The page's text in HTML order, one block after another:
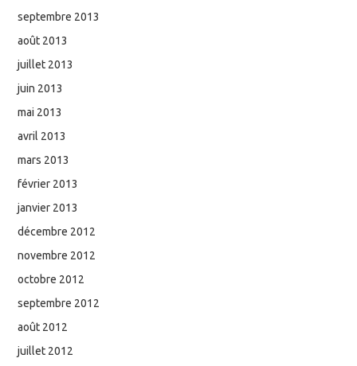
septembre 2013
août 2013
juillet 2013
juin 2013
mai 2013
avril 2013
mars 2013
février 2013
janvier 2013
décembre 2012
novembre 2012
octobre 2012
septembre 2012
août 2012
juillet 2012